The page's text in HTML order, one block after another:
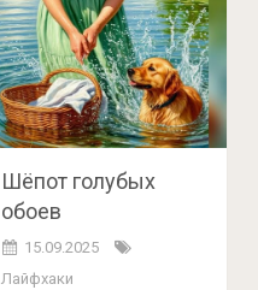
Шёпот голубых
обоев
15.09.2025
Лайфхаки